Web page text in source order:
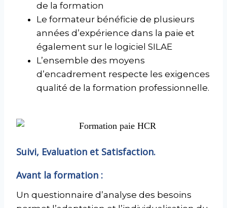
de la formation
Le formateur bénéficie de plusieurs
années d’expérience dans la paie et
également sur le logiciel SILAE
L’ensemble des moyens
d’encadrement respecte les exigences
qualité de la formation professionnelle.
Suivi, Evaluation et Satisfaction.
Avant la formation :
Un questionnaire d’analyse des besoins